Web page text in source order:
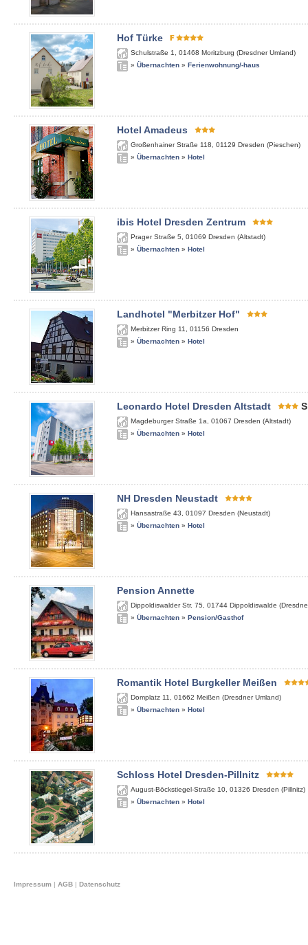
Hof Türke
Schulstraße 1 01468 Moritzburg (Dresdner Umland)
» Übernachten » Ferienwohnung/-haus
Hotel Amadeus
Großenhainer Straße 118 01129 Dresden (Pieschen)
» Übernachten » Hotel
ibis Hotel Dresden Zentrum
Prager Straße 5 01069 Dresden (Altstadt)
» Übernachten » Hotel
Landhotel "Merbitzer Hof"
Merbitzer Ring 11 01156 Dresden
» Übernachten » Hotel
Leonardo Hotel Dresden Altstadt S
Magdeburger Straße 1a 01067 Dresden (Altstadt)
» Übernachten » Hotel
NH Dresden Neustadt
Hansastraße 43 01097 Dresden (Neustadt)
» Übernachten » Hotel
Pension Annette
Dippoldiswalder Str. 75 01744 Dippoldiswalde
» Übernachten » Pension/Gasthof
Romantik Hotel Burgkeller Meißen
Domplatz 11 01662 Meißen (Dresdner Umland)
» Übernachten » Hotel
Schloss Hotel Dresden-Pillnitz
August-Böckstiegel-Straße 10 01326 Dresden (Pillnitz)
» Übernachten » Hotel
Impressum | AGB | Datenschutz